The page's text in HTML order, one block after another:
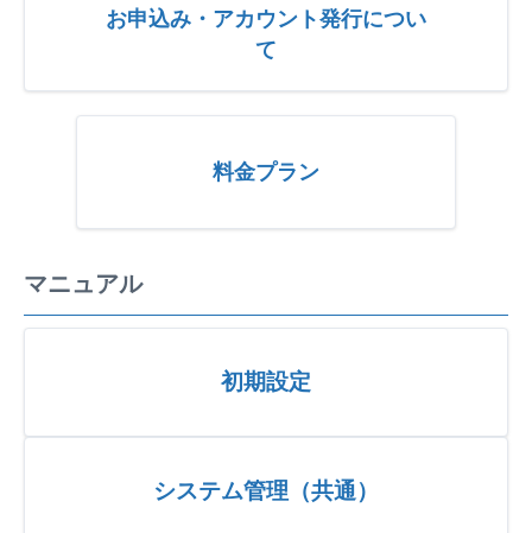
お申込み・アカウント発行につい
て
料金プラン
マニュアル
初期設定
システム管理（共通）